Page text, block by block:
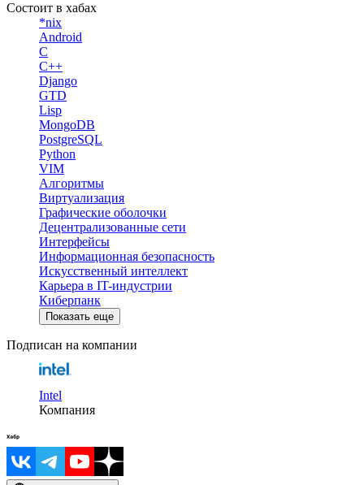
Состоит в хабах
*nix
Android
C
C++
Django
GTD
Lisp
MongoDB
PostgreSQL
Python
VIM
Алгоритмы
Виртуализация
Графические оболочки
Децентрализованные сети
Интерфейсы
Информационная безопасность
Искусственный интеллект
Карьера в IT-индустрии
Киберпанк
Показать еще
Подписан на компании
Intel
Компания